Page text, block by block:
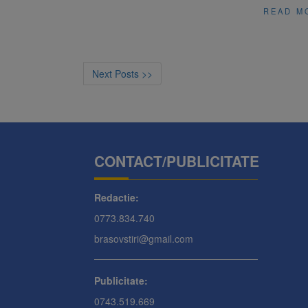
READ
Next Posts >>
CONTACT/PUBLICITATE
Redactie:
0773.834.740
brasovstiri@gmail.com
Publicitate:
0743.519.669